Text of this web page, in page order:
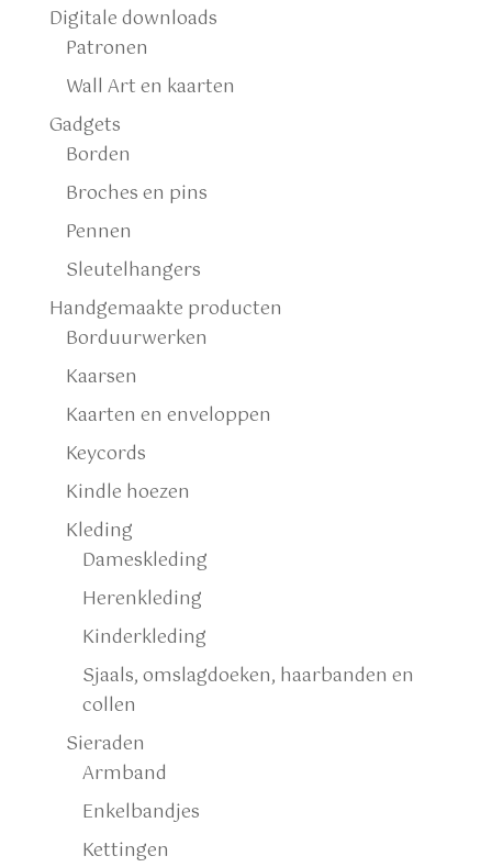
Digitale downloads
Patronen
Wall Art en kaarten
Gadgets
Borden
Broches en pins
Pennen
Sleutelhangers
Handgemaakte producten
Borduurwerken
Kaarsen
Kaarten en enveloppen
Keycords
Kindle hoezen
Kleding
Dameskleding
Herenkleding
Kinderkleding
Sjaals, omslagdoeken, haarbanden en
collen
Sieraden
Armband
Enkelbandjes
Kettingen